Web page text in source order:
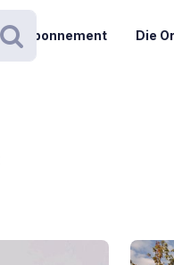
Suchen
Abonnement Die